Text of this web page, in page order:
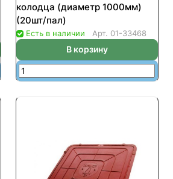
колодца (диаметр 1000мм)
(20шт/пал)
Есть в наличии Арт. 01-33468
В корзину